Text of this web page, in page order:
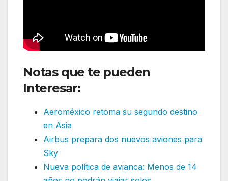
Notas que te pueden
Interesar:
Aeroméxico retoma su segundo destino
en Asia
Airbus prepara dos nuevos aviones para
Sky
Nueva política de avianca: Menos de 14